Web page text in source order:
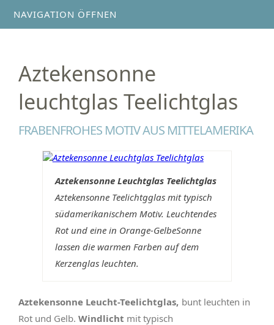
NAVIGATION ÖFFNEN
Aztekensonne
leuchtglas Teelichtglas
FRABENFROHES MOTIV AUS MITTELAMERIKA
Aztekensonne Leuchtglas Teelichtglas
Aztekensonne Teelichtgglas mit typisch
südamerikanischem Motiv. Leuchtendes
Rot und eine in Orange-GelbeSonne
lassen die warmen Farben auf dem
Kerzenglas leuchten.
Aztekensonne Leucht-Teelichtglas, bunt leuchten in
Rot und Gelb. Windlicht mit typisch